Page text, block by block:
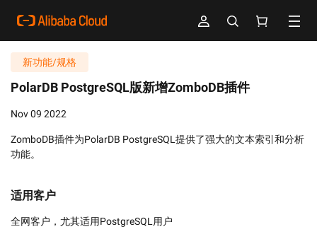
新功能/规格
PolarDB PostgreSQL版新增ZomboDB插件
Nov 09 2022
ZomboDB插件为PolarDB PostgreSQL提供了强大的文本索引和分析
功能。
适用客户
全网客户，尤其适用PostgreSQL用户